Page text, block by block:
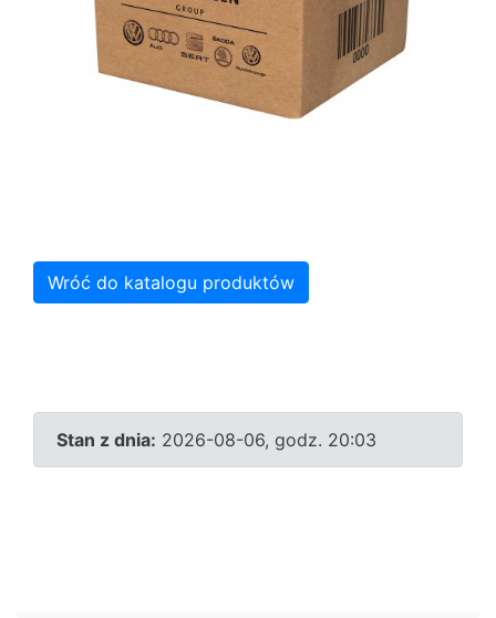
Wróć do katalogu produktów
Stan z dnia: 2026-08-06, godz. 20:03